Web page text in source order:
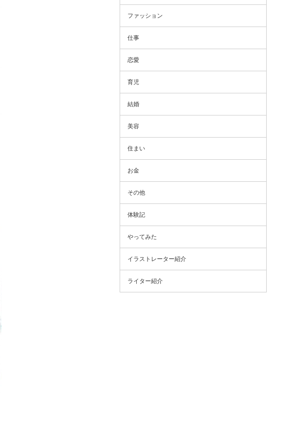
ファッション
仕事
恋愛
育児
結婚
美容
住まい
お金
その他
体験記
やってみた
イラストレーター紹介
ライター紹介